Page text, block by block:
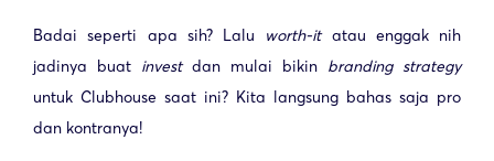
Badai seperti apa sih? Lalu worth-itatau enggak nih
jadinya buat investdan mulai bikin branding strategy
untuk Clubhouse saat ini? Kita langsung bahas saja pro
dan kontranya!